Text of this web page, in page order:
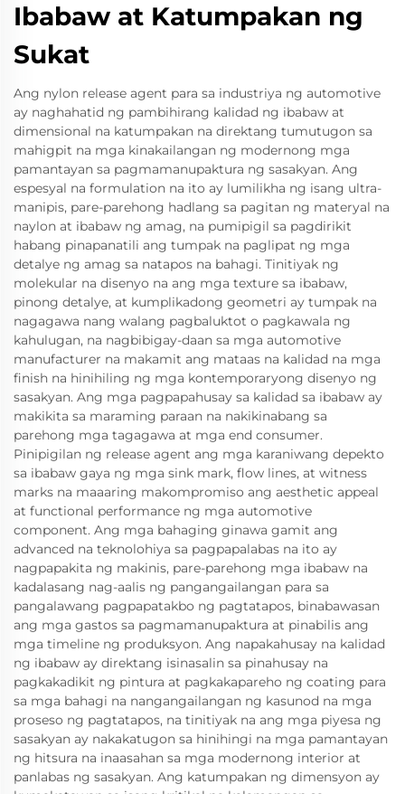
Ibabaw at Katumpakan ng
Sukat
Ang nylon release agent para sa industriya ng automotive
ay naghahatid ng pambihirang kalidad ng ibabaw at
dimensional na katumpakan na direktang tumutugon sa
mahigpit na mga kinakailangan ng modernong mga
pamantayan sa pagmamanupaktura ng sasakyan. Ang
espesyal na formulation na ito ay lumilikha ng isang ultra-
manipis, pare-parehong hadlang sa pagitan ng materyal na
naylon at ibabaw ng amag, na pumipigil sa pagdirikit
habang pinapanatili ang tumpak na paglipat ng mga
detalye ng amag sa natapos na bahagi. Tinitiyak ng
molekular na disenyo na ang mga texture sa ibabaw,
pinong detalye, at kumplikadong geometri ay tumpak na
nagagawa nang walang pagbaluktot o pagkawala ng
kahulugan, na nagbibigay-daan sa mga automotive
manufacturer na makamit ang mataas na kalidad na mga
finish na hinihiling ng mga kontemporaryong disenyo ng
sasakyan. Ang mga pagpapahusay sa kalidad sa ibabaw ay
makikita sa maraming paraan na nakikinabang sa
parehong mga tagagawa at mga end consumer.
Pinipigilan ng release agent ang mga karaniwang depekto
sa ibabaw gaya ng mga sink mark, flow lines, at witness
marks na maaaring makompromiso ang aesthetic appeal
at functional performance ng mga automotive
component. Ang mga bahaging ginawa gamit ang
advanced na teknolohiya sa pagpapalabas na ito ay
nagpapakita ng makinis, pare-parehong mga ibabaw na
kadalasang nag-aalis ng pangangailangan para sa
pangalawang pagpapatakbo ng pagtatapos, binabawasan
ang mga gastos sa pagmamanupaktura at pinabilis ang
mga timeline ng produksyon. Ang napakahusay na kalidad
ng ibabaw ay direktang isinasalin sa pinahusay na
pagkakadikit ng pintura at pagkakapareho ng coating para
sa mga bahagi na nangangailangan ng kasunod na mga
proseso ng pagtatapos, na tinitiyak na ang mga piyesa ng
sasakyan ay nakakatugon sa hinihingi na mga pamantayan
ng hitsura na inaasahan sa mga modernong interior at
panlabas ng sasakyan. Ang katumpakan ng dimensyon ay